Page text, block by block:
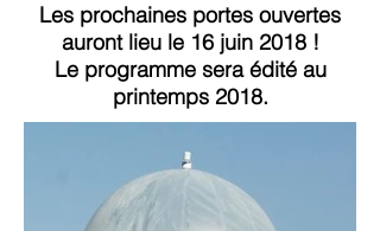
Les prochaines portes ouvertes
auront lieu le 16 juin 2018 !
Le programme sera édité au
printemps 2018.